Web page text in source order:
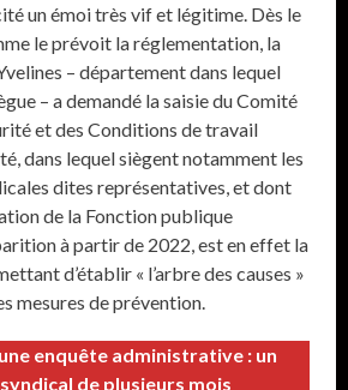
un émoi très vif et légitime. Dès le
le prévoit la réglementation, la
– département dans lequel
– a demandé la saisie du Comité
et des Conditions de travail
dans lequel siègent notamment les
dites représentatives, et dont
de la Fonction publique
à partir de 2022, est en effet la
d’établir « l’arbre des causes »
mesures de prévention.
enquête administrative : un
de plusieurs mois